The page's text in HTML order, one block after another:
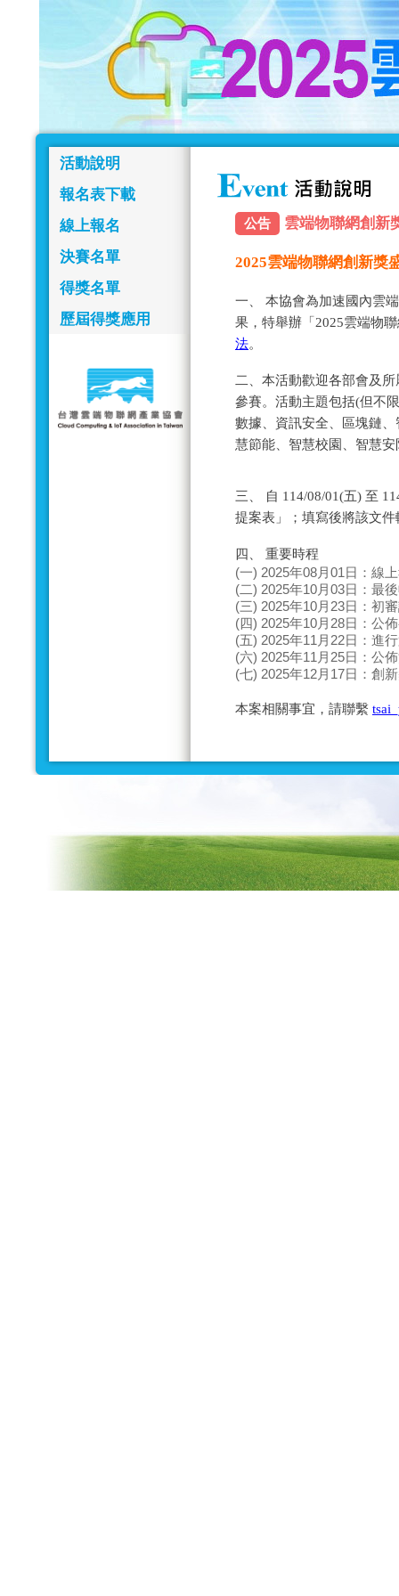
活動說明
報名表下載
線上報名
決賽名單
得獎名單
歷屆得獎應用
公告 雲端物聯網創新
2025雲端物聯網創新獎
一、 本協會為加速國內雲
果，特舉辦「2025雲端物
法。
二、本活動歡迎各部會及
參賽。活動主題包括(但不
數據、資訊安全、區塊鏈
慧節能、智慧校園、智慧
三、 自 114/08/01(五) 至
提案表」；填寫後將該文
四、 重要時程
(一) 2025年08月01日：線
(二) 2025年10月03日：最
(三) 2025年10月23日：初
(四) 2025年10月28日：公
(五) 2025年11月22日：進
(六) 2025年11月25日：公
(七) 2025年12月17日：創
本案相關事宜，請聯繫